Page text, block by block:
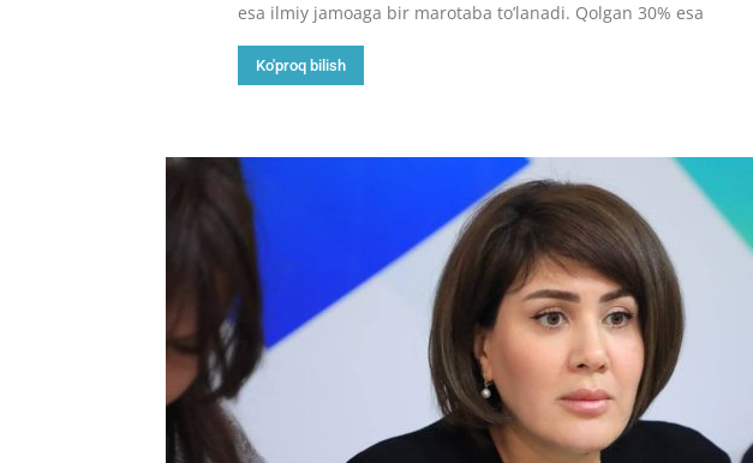
esa ilmiy jamoaga bir marotaba to’lanadi. Qolgan 30% esa
Ko'proq bilish